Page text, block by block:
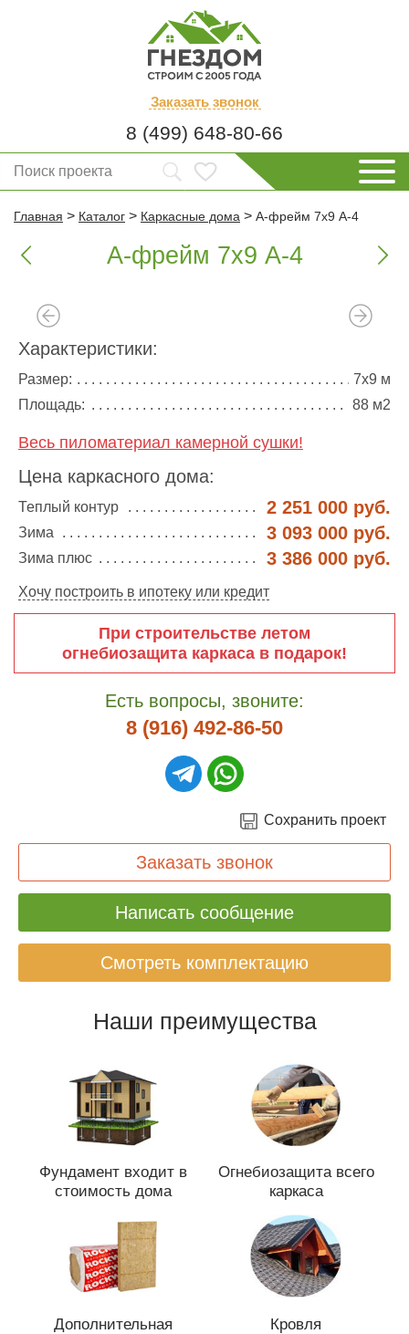
Заказать звонок
8 (499) 648-80-66
Главная > Каталог > Каркасные дома > А-фрейм 7х9 А-4
 А-фрейм 7х9 А-4 
Характеристики:
Размер:
7х9 м
Площадь:
88 м2
Весь пиломатериал камерной сушки!
Цена каркасного дома:
Теплый контур 2 251 000 руб.
Зима 3 093 000 руб.
Зима плюс 3 386 000 руб.
Хочу построить в ипотеку или кредит
При строительстве летом
огнебиозащита каркаса в подарок!
Есть вопросы, звоните:
8 (916) 492-86-50
Сохранить проект
Заказать звонок
Написать сообщение
Смотреть комплектацию
Наши преимущества
Фундамент входит в
стоимость дома
Огнебиозащита всего
каркаса
Дополнительная
Кровля